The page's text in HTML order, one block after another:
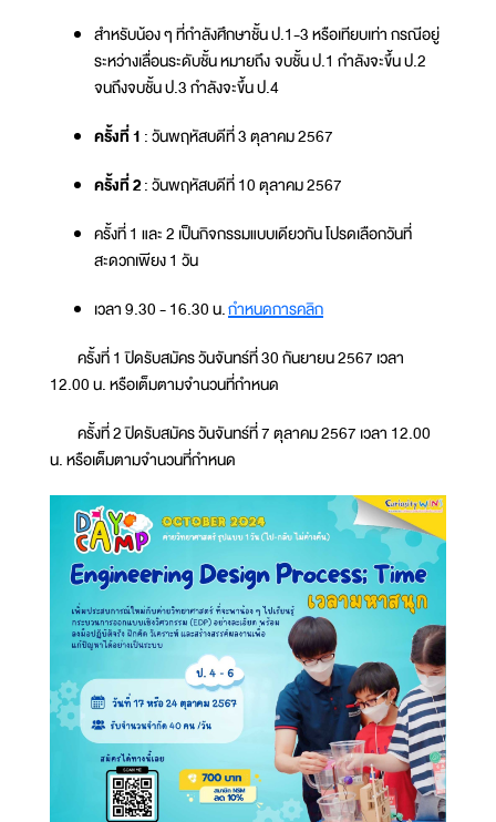
สำหรับน้อง ๆ ที่กำลังศึกษาชั้น ป.1-3 หรือเทียบเท่า กรณีอยู่
ระหว่างเลื่อนระดับชั้น หมายถึง จบชั้น ป.1 กำลังจะขึ้น ป.2
จนถึงจบชั้น ป.3 กำลังจะขึ้น ป.4
ครั้งที่ 1 : วันพฤหัสบดีที่ 3 ตุลาคม 2567
ครั้งที่ 2: วันพฤหัสบดีที่ 10 ตุลาคม 2567
ครั้งที่ 1 และ 2 เป็นกิจกรรมแบบเดียวกัน โปรดเลือกวันที่
สะดวกเพียง 1 วัน
เวลา 9.30 - 16.30 น.กำหนดการคลิก
ครั้งที่ 1 ปิดรับสมัคร วันจันทร์ที่ 30 กันยายน 2567 เวลา
12.00 น. หรือเต็มตามจำนวนที่กำหนด
ครั้งที่ 2 ปิดรับสมัคร วันจันทร์ที่ 7 ตุลาคม 2567 เวลา 12.00
น. หรือเต็มตามจำนวนที่กำหนด